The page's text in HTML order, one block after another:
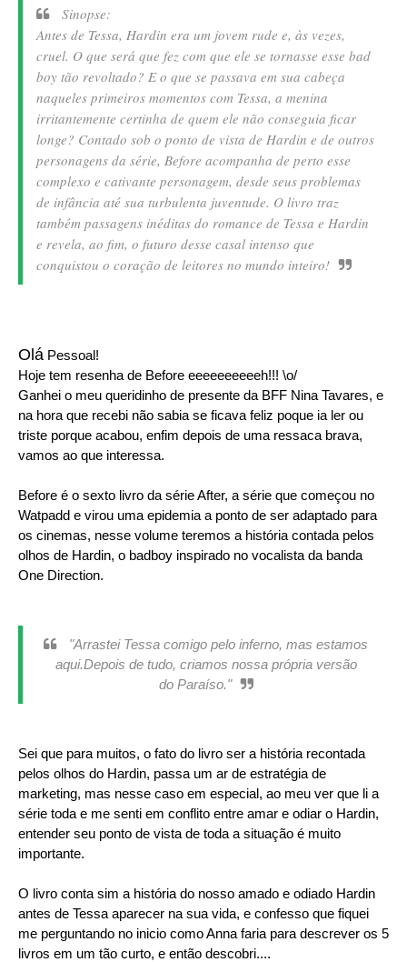
Sinopse:
Antes de Tessa, Hardin era um jovem rude e, às vezes,
cruel. O que será que fez com que ele se tornasse esse bad
boy tão revoltado? E o que se passava em sua cabeça
naqueles primeiros momentos com Tessa, a menina
irritantemente certinha de quem ele não conseguia ficar
longe? Contado sob o ponto de vista de Hardin e de outros
personagens da série, Before acompanha de perto esse
complexo e cativante personagem, desde seus problemas
de infância até sua turbulenta juventude. O livro traz
também passagens inéditas do romance de Tessa e Hardin
e revela, ao fim, o futuro desse casal intenso que
conquistou o coração de leitores no mundo inteiro!
Olá Pessoal!
Hoje tem resenha de Before eeeeeeeeeeh!!! \o/
Ganhei o meu queridinho de presente da BFF Nina Tavares, e
na hora que recebi não sabia se ficava feliz poque ia ler ou
triste porque acabou, enfim depois de uma ressaca brava,
vamos ao que interessa.
Before é o sexto livro da série After, a série que começou no
Watpadd e virou uma epidemia a ponto de ser adaptado para
os cinemas, nesse volume teremos a história contada pelos
olhos de Hardin, o badboy inspirado no vocalista da banda
One Direction.
"Arrastei Tessa comigo pelo inferno, mas estamos
aqui.Depois de tudo, criamos nossa própria versão
do Paraíso."
Sei que para muitos, o fato do livro ser a história recontada
pelos olhos do Hardin, passa um ar de estratégia de
marketing, mas nesse caso em especial, ao meu ver que li a
série toda e me senti em conflito entre amar e odiar o Hardin,
entender seu ponto de vista de toda a situação é muito
importante.
O livro conta sim a história do nosso amado e odiado Hardin
antes de Tessa aparecer na sua vida, e confesso que fiquei
me perguntando no inicio como Anna faria para descrever os 5
livros em um tão curto, e então descobri....